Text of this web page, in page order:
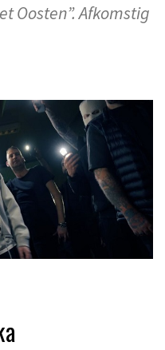
Oosten”. Afkomstig